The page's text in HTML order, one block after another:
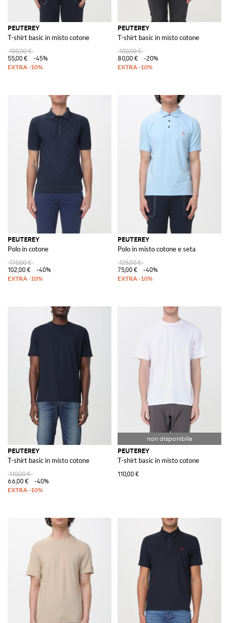
PEUTEREY
T-shirt basic in misto cotone
100,00 €
55,00 €
-45%
PEUTEREY
T-shirt basic in misto cotone
100,00 €
80,00 €
-20%
PEUTEREY
Polo in cotone
170,00 €
102,00 €
-40%
PEUTEREY
Polo in misto cotone e seta
125,00 €
75,00 €
-40%
PEUTEREY
T-shirt basic in misto cotone
110,00 €
66,00 €
-40%
PEUTEREY
T-shirt basic in misto cotone
110,00 €